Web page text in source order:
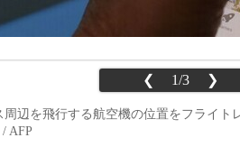
❮ 1/3 ❯
辺を飛行する航空機の位置をフライト
AFP